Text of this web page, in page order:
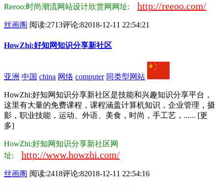
Reeoo:时尚潮流网站设计欣赏网网址: http://reeoo.com/
丝画阁 阅读:2713评论:82018-12-11 22:54:21
HowZhi:好知网知识分享新社区
亚洲 中国 china 网络 computer 同类型网站
HowZhi:好知网知识分享新社区是技能和兴趣知识分享平台，
这里有大量的免费课程，课程涵盖计算机知识，企业管理，摄
影，职业技能，运动、外语、美食，时尚，手工艺，...... [更
多]
HowZhi:好知网知识分享新社区网
址: http://www.howzhi.com/
丝画阁 阅读:2418评论:82018-12-11 22:54:16